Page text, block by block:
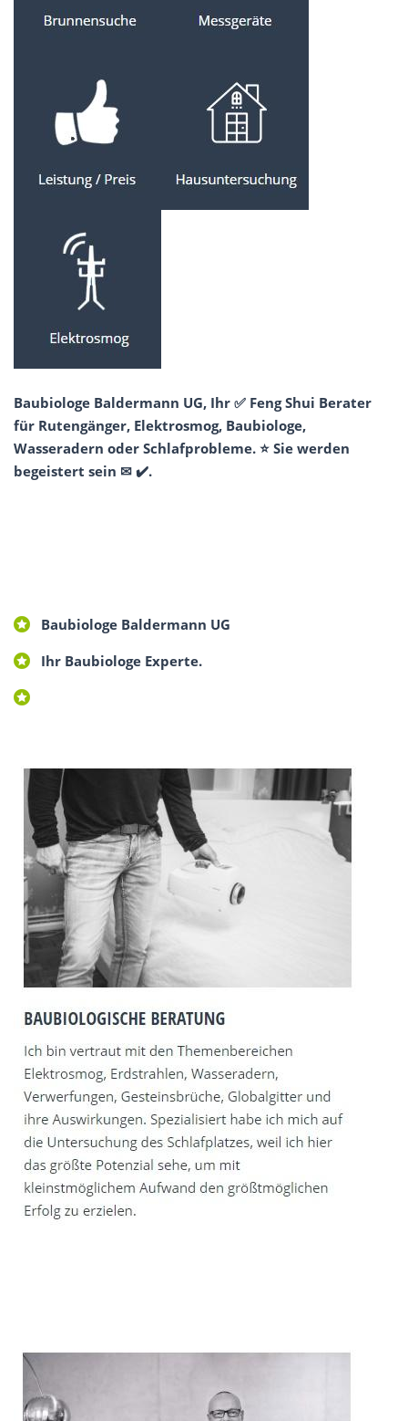
Baubiologe Baldermann UG, Ihr ✅ Feng Shui Berater
für Rutengänger, Elektrosmog, Baubiologe,
Wasseradern oder Schlafprobleme. ⭐ Sie werden
begeistert sein ✉ ✔️.
Baubiologe Baldermann UG
Ihr Baubiologe Experte.